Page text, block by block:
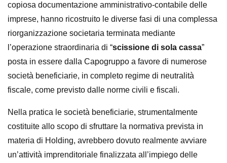
copiosa documentazione amministrativo-contabile delle
imprese, hanno ricostruito le diverse fasi di una complessa
riorganizzazione societaria terminata mediante
l’operazione straordinaria di “scissione di sola cassa”
posta in essere dalla Capogruppo a favore di numerose
società beneficiarie, in completo regime di neutralità
fiscale, come previsto dalle norme civili e fiscali.
Nella pratica le società beneficiarie, strumentalmente
costituite allo scopo di sfruttare la normativa prevista in
materia di Holding, avrebbero dovuto realmente avviare
un’attività imprenditoriale finalizzata all’impiego delle